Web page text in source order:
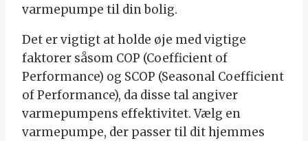
varmepumpe til din bolig.
Det er vigtigt at holde øje med vigtige
faktorer såsom COP (Coefficient of
Performance) og SCOP (Seasonal Coefficient
of Performance), da disse tal angiver
varmepumpens effektivitet. Vælg en
varmepumpe, der passer til dit hjemmes